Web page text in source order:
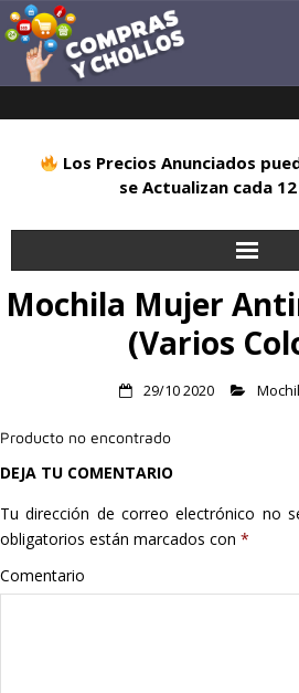
Los Precios Anunciados
se Actualizan cada
Inicio
Deportes
Hogar
Informática
Mochila Mujer
(Varios
29/10 2020
Producto no encontrado
DEJA TU COMENTARIO
Tu dirección de correo electrónico no
obligatorios están marcados con *
Comentario